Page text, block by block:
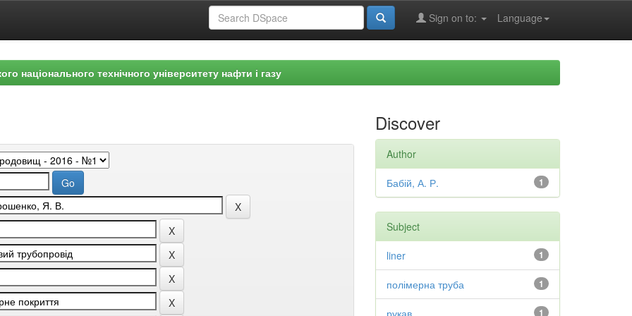
Language
Sign on to:
національного технічного університету нафти і газу
Discover
Author
1
Бабій, А. Р.
Subject
1
liner
1
полімерна труба
1
рукав